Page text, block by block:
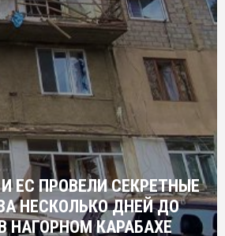
ЕС ПРОВЕЛИ СЕКРЕТНЫЕ
НЕСКОЛЬКО ДНЕЙ ДО
НАГОРНОМ КАРАБАХЕ